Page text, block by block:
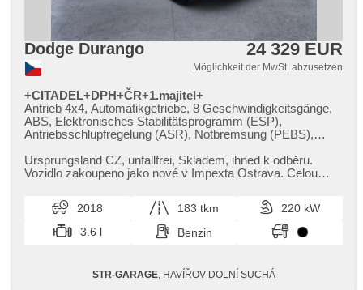
Dodge Durango 24 329 EUR
Möglichkeit der MwSt. abzusetzen
+CITADEL+DPH+ČR+1.majitel+
Antrieb 4x4, Automatikgetriebe, 8 Geschwindigkeitsgänge,
ABS, Elektronisches Stabilitätsprogramm (ESP),
Antriebsschlupfregelung (ASR), Notbremsung (PEBS),
Anzeige, automatisch im Berg bremsen ,
Anhängerkupplung, Servolenkung, Klimaautomatik,
Leuchten, LED denní svícení, Alufelgen, Bordcomputer,
dotykové ovládání palubního počítače, volba jízdního
režimu, Navigation, hlídání provozu při couvání (RCTA),
parkovací senzory přední, parkovací senzory zadní,
Multifunktionslenkrad, beheizte Lenkrad, hands free, Android
Ursprungsland CZ,​ unfallfrei,​ Skladem,​ ihned k odběru.
Vozidlo zakoupeno jako nové v Impexta Ostrava. Celou
2018 183 tkm
220 kW
3.6 l
Benzin
STR-GARAGE, HAVÍŘOV DOLNÍ SUCHÁ